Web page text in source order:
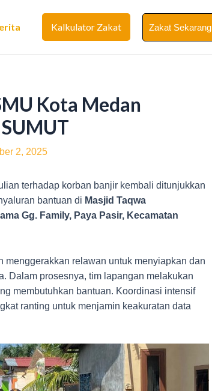
Kalkulator Zakat Zakat Sekarang
Kota Medan
2, 2025
terhadap korban banjir kembali ditunjukkan
bantuan di Masjid Taqwa
Gg. Family, Paya Pasir, Kecamatan
menggerakkan relawan untuk menyiapkan dan
Dalam prosesnya, tim lapangan melakukan
membutuhkan bantuan. Koordinasi intensif
ranting untuk menjamin keakuratan data